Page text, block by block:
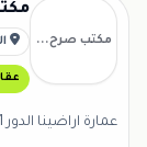
مكتب صرح...
عمارة اراضينا الدور 1، شارع السوق، الصناعية, الجبيل 35811